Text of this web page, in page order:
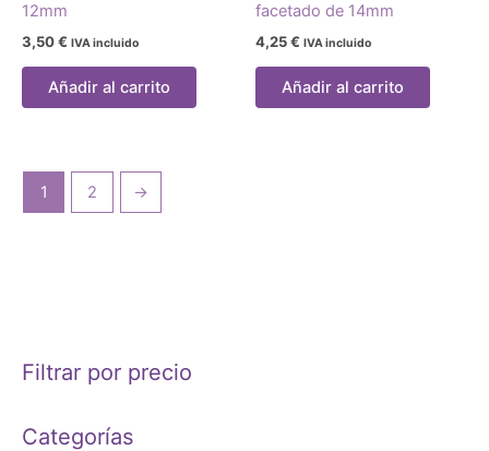
Filtrar por precio
Categorías
12mm
3,50€ IVA incluido
Añadir al carrito
facetado de 14mm
4,25€ IVA incluido
Añadir al carrito
1 2 →